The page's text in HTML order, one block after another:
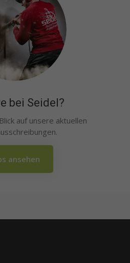
bei Seidel?
auf unsere aktuellen
ansehen